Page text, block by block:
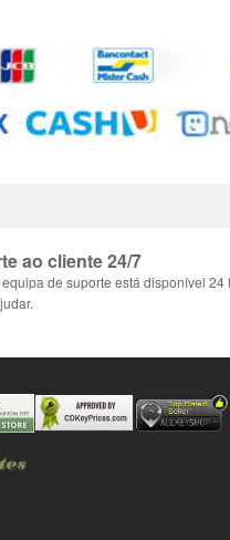
ao cliente 24/7
de suporte está disponível 24